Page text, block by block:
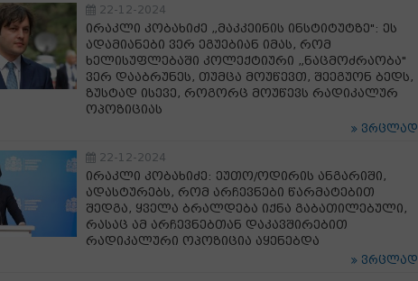
22-12-2024
ირაკლი კობახიძე „მაკკეინის ინსტიტუტზე": ეს
ადამიანები ვერ ეგუებიან იმას, რომ
ხელისუფლებაში კოლექტიური „ნაცმოძრაობა"
ვერ დააბრუნეს, თუმცა მოუწევთ, შეეგუონ ბედს,
ზუსტად ისევე, როგორც მოუწევს რადიკალურ
ოპოზიციას
ვრცლად
22-12-2024
ირაკლი კობახიძე: ეუთო/ოდირის ანგარიში,
ადასტურებს, რომ არჩევნები წარმატებით
შედგა, ყველა ბრალდება იქნა გაბათილებული,
რასაც ამ არჩევნებთან დაკავშირებით
რადიკალური ოპოზიცია აყენებდა
ვრცლად